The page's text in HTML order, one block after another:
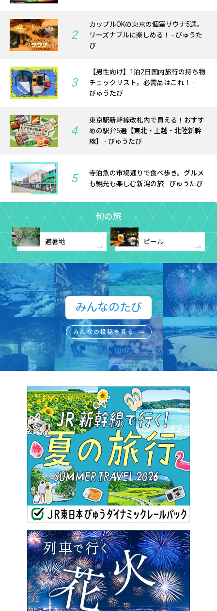
2
カップルOKの東京の個室サウナ5選。
リーズナブルに楽しめる！ - びゅうた
び
3
【男性向け】1泊2日国内旅行の持ち物
チェックリスト。必需品はこれ！ -
びゅうたび
4
東京駅新幹線改札内で買える！おすす
めの駅弁5選【東北・上越・北陸新幹
線】 - びゅうたび
5
寺泊魚の市場通りで食べ歩き。グルメ
も観光も楽しむ新潟の旅 - びゅうたび
旬の旅
避暑地 ビール
みんなのたび​
みんなの投稿を見る